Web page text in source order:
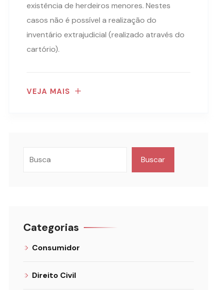
existência de herdeiros menores. Nestes
casos não é possível a realização do
inventário extrajudicial (realizado através do
cartório).
VEJA MAIS
Buscar
Categorias
Consumidor
Direito Civil